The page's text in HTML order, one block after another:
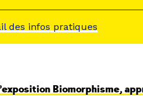
des infos pratiques
Biomorphisme,